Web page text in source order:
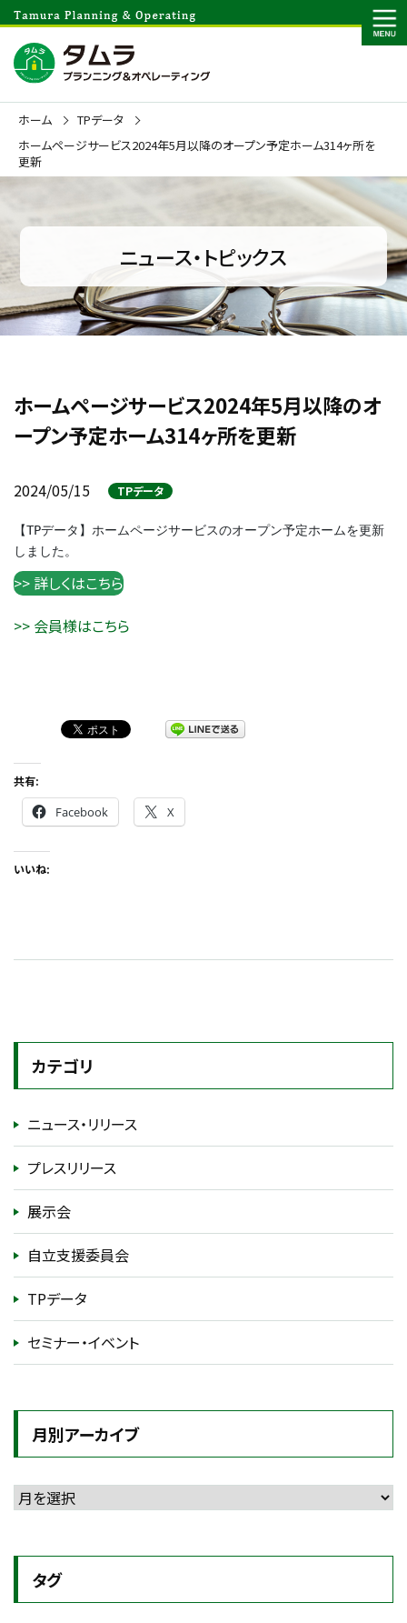
ホーム
TPデータ
ホームページサービス2024年5月以降のオープン予定ホーム314ヶ所を
更新
ニュース・トピックス
ホームページサービス2024年5月以降のオ
ープン予定ホーム314ヶ所を更新
2024/05/15 TPデータ
【TPデータ】ホームページサービスのオープン予定ホームを更新
しました。
>> 詳しくはこちら
>> 会員様はこちら
共有:
Facebook X
いいね:
カテゴリ
ニュース・リリース
プレスリリース
展示会
自立支援委員会
TPデータ
セミナー・イベント
月別アーカイブ
タグ